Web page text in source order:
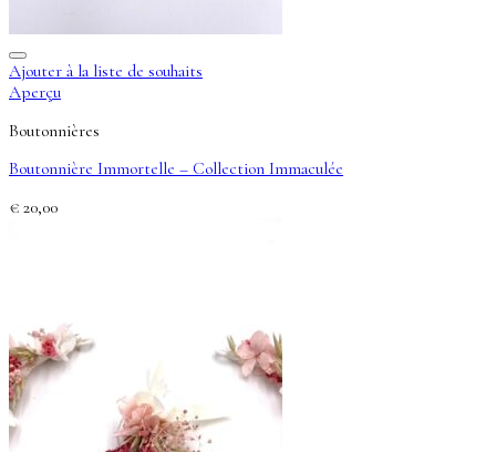
Ajouter à la liste de souhaits
Aperçu
Boutonnières
Boutonnière Immortelle – Collection Immaculée
€ 20,00